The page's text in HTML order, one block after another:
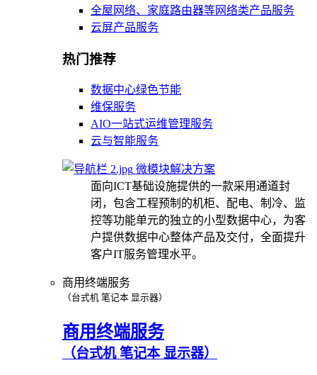
全屋网络、家庭路由器等网络类产品服务
云屏产品服务
热门推荐
数据中心绿色节能
维保服务
AIO一站式运维管理服务
云与智能服务
微模块解决方案
面向ICT基础设施提供的一款采用通道封
闭，包含工程预制的机柜、配电、制冷、监
控等功能单元的独立的小型数据中心，为客
户提供数据中心整体产品及交付，全面提升
客户IT服务管理水平。
商用终端服务
（台式机 笔记本 显示器）
商用终端服务
（台式机 笔记本 显示器）